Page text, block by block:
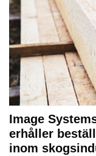
Image
erhåller
inom